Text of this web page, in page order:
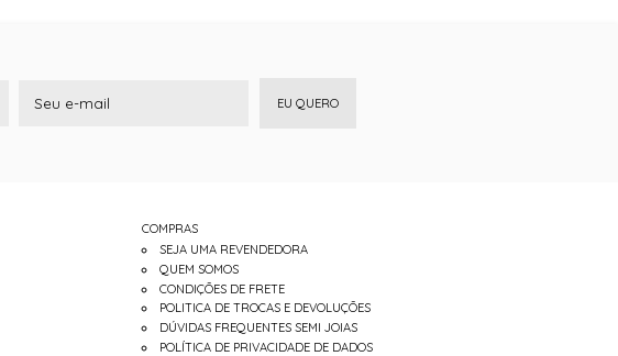
EU QUERO
COMPRAS
SEJA UMA REVENDEDORA
QUEM SOMOS
CONDIÇÕES DE FRETE
POLITICA DE TROCAS E DEVOLUÇÕES
DÚVIDAS FREQUENTES SEMI JOIAS
POLÍTICA DE PRIVACIDADE DE DADOS